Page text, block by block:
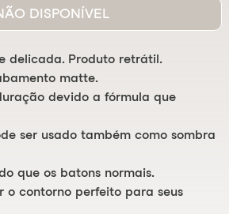
DISPONÍVEL
delicada. Produto retrátil.
matte.
devido a fórmula que
ser usado também como sombra
que os batons normais.
o contorno perfeito para seus